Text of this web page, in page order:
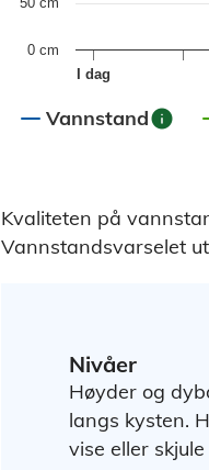
I dag
0 cm
Vannstandinfo
Kvaliteten på
Vannstandsvarselet
Nivåer
Høyder og
langs kysten.
vise eller